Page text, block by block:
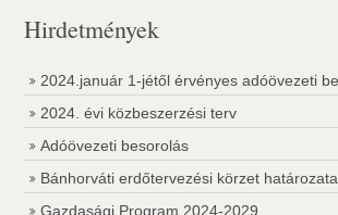
Hirdetmények
2024.január 1-jétől érvényes adóövezeti
2024. évi közbeszerzési terv
Adóövezeti besorolás
Bánhorváti erdőtervezési körzet határozata
Gazdasági Program 2024-2029